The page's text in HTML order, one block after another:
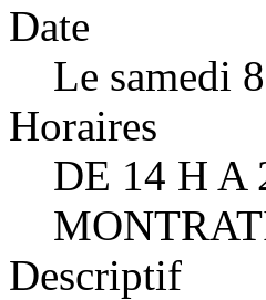
Date
Le samedi
Horaires
DE 14 H A
Descriptif